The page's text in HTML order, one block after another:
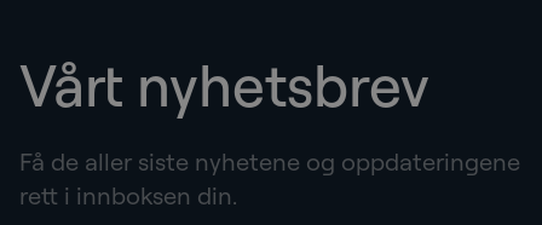
Vårt nyhetsbrev
Få de aller siste nyhetene og oppdateringene
rett i innboksen din.